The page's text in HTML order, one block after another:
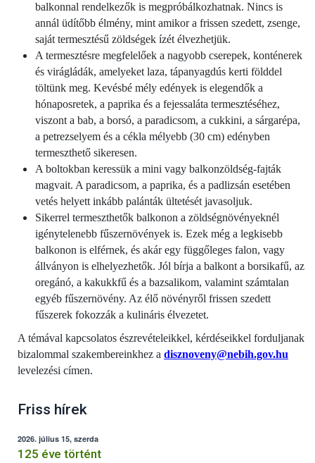
balkonnal rendelkezők is megpróbálkozhatnak. Nincs is
annál üdítőbb élmény, mint amikor a frissen szedett, zsenge,
saját termesztésű zöldségek ízét élvezhetjük.
A termesztésre megfelelőek a nagyobb cserepek, konténerek
és virágládák, amelyeket laza, tápanyagdús kerti földdel
töltünk meg. Kevésbé mély edények is elegendők a
hónaposretek, a paprika és a fejessaláta termesztéséhez,
viszont a bab, a borsó, a paradicsom, a cukkini, a sárgarépa,
a petrezselyem és a cékla mélyebb (30 cm) edényben
termeszthető sikeresen.
A boltokban keressük a mini vagy balkonzöldség-fajták
magvait. A paradicsom, a paprika, és a padlizsán esetében
vetés helyett inkább palánták ültetését javasoljuk.
Sikerrel termeszthetők balkonon a zöldségnövényeknél
igénytelenebb fűszernövények is. Ezek még a legkisebb
balkonon is elférnek, és akár egy függőleges falon, vagy
állványon is elhelyezhetők. Jól bírja a balkont a borsikafű, az
oregánó, a kakukkfű és a bazsalikom, valamint számtalan
egyéb fűszernövény. Az élő növényről frissen szedett
fűszerek fokozzák a kulináris élvezetet.
A témával kapcsolatos észrevételeikkel, kérdéseikkel forduljanak
bizalommal szakembereinkhez a disznoveny@nebih.gov.hu
levelezési címen.
Friss hírek
2026. július 15, szerda
125 éve történt